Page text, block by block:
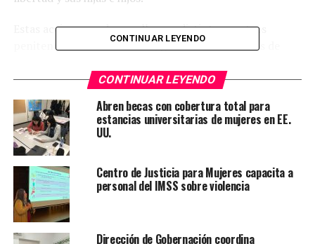
Estas acciones se desarrollan en distintos centros
penitenciarios de la entidad, generando entornos de
de Tancanhuitz, donde se llevarán a cabo actividades
recreativas y un programa cultural dirigido a las
familias, que incluye la tradicional piñata y la
participación de Juanita Polet, integrante de La Voz
Kids Coxcatlán.
La titular de la Dirección General de Prevención y
Reinserción Social, Carmen Concepción Villa Galarza,
detalló que, en municipios como Ciudad Valles,
CONTINUAR LEYENDO
CONTINUAR LEYENDO
Abren becas con cobertura total para
estancias universitarias de mujeres en EE.
UU.
Centro de Justicia para Mujeres capacita a
personal del IMSS sobre violencia
Dirección de Gobernación coordina